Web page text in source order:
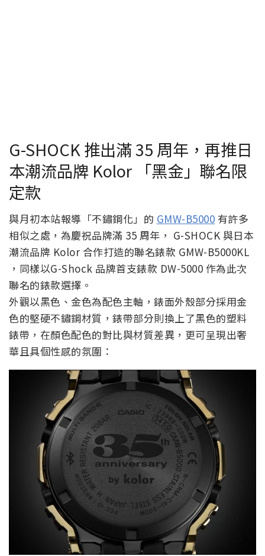
G-SHOCK 推出滿 35 周年，再推日
本潮流品牌 Kolor 「黑金」聯名限
定款
與月初本站報導「不鏽鋼化」的 GMW-B5000 有許多
相似之處，為慶祝品牌滿 35 周年， G-SHOCK 與日本
潮流品牌 Kolor 合作打造的聯名錶款 GMW-B5000KL
，同樣以G-Shock 品牌首支錶款 DW-5000 作為此次
聯名的錶款選擇。
外觀以黑色、金色為配色主軸，錶面外殼部分採用金
色的堅硬不鏽鋼材質，錶帶部分則換上了黑色的塑料
錶帶，在顏色配色的對比與材質差異，更可呈現出奢
華且具個性感的氛圍：